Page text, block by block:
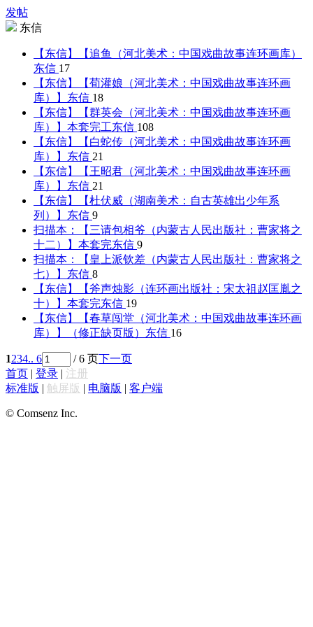
发帖
东信
【东信】【追鱼（河北美术：中国戏曲故事连环画库）
东信 17
【东信】【荀灌娘（河北美术：中国戏曲故事连环画
库）】 东信 18
【东信】【群英会（河北美术：中国戏曲故事连环画
库）】本套完工东信 108
【东信】【白蛇传（河北美术：中国戏曲故事连环画
库）】 东信 21
【东信】【王昭君（河北美术：中国戏曲故事连环画
库）】 东信 21
【东信】【杜伏威（湖南美术：自古英雄出少年系
列）】 东信 9
扫描本：【三请包相爷（内蒙古人民出版社：曹家将之
十二）】本套完东信 9
扫描本：【皇上派钦差（内蒙古人民出版社：曹家将之
七）】 东信 8
【东信】【斧声烛影（连环画出版社：宋太祖赵匡胤之
十）】本套完东信 19
【东信】【春草闯堂（河北美术：中国戏曲故事连环画
库）】（修正缺页版） 东信 16
1234.. 6 / 6 页下一页
首页 | 登录 | 注册
标准版 | 触屏版 | 电脑版 | 客户端
© Comsenz Inc.